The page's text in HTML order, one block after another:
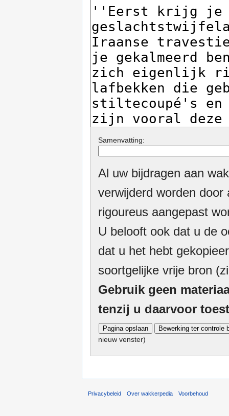
Samenvatting:
Al uw bijdragen aan
verwijderd worden
rigoureus aangepast
U belooft ook dat u de
dat u het hebt
soortgelijke vrije bron
Gebruik geen
tenzij u daarvoor
nieuw venster)
Privacybeleid Over wakkerpedia Voorbehoud